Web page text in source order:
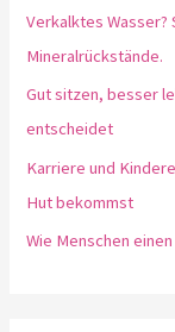
Verkalktes
Mineralrückstände.
Gut sitzen, besser
entscheidet
Karriere und
Hut bekommst
Wie Menschen